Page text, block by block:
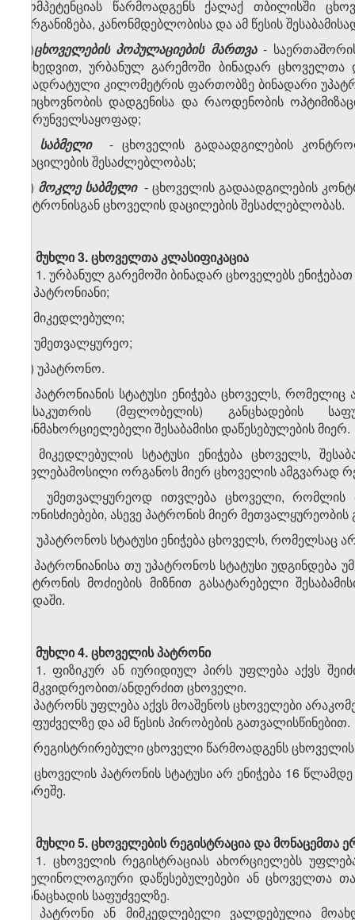
კომპეტენციას წარმოადგენს ქალაქ თბილისში
ორგანიზება, კანონმდებლობისა და ამ წესის
ფ)ცხოველების პოპულაციების მართვა-
მიხედვით, ურბანულ გარემოში ბინადარ
კვადრატული კილომეტრის ფართობზე ბინადარი
რიცხოვნობის დადგენისა და რაოდენობის
უზრუნველსაყოფად;
საბმელი- ცხოველის გადაადგილების
დაცილების შესაძლებლობას;
ღ) მოკლე საბმელი - ცხოველის გადაადგილების
პატრონისგან ცხოველის დაცილების შესაძლებლობას.
მუხლი 3. ცხოველთა კლასიფიკაცია
1. ურბანულ გარემოში ბინადარ ცხოველებს
ა) პატრონიანი;
ბ) მიკედლებული;
გ) უმეთვალყურეო;
დ) უპატრონო.
2. პატრონიანის სტატუსი ენიჭება ცხოველს, რომელიც
მესაკუთრის (მფლობელის) განცხადების
განმახორციელებელი შესაბამისი დაწესებულების მიერ.
3. მიკედლებულის სტატუსი ენიჭება ცხოველს,
უფლებამოსილი ორგანოს მიერ ცხოველის ამგვარად
4. უმეთვალყურეოდ ითვლება ცხოველი, რომლის
ღონისძიებები, ასევე პატრონის მიერ
5. უპატრონოს სტატუსი ენიჭება ცხოველს, რომელსაც
6. პატრონიანისა თუ უპატრონოს სტატუსი
პატრონის მოძიების მიზნით გასატარებელი
ვადაში.
მუხლი 4.ცხოველის პატრონი
1. ფიზიკურ ან იურიდიულ პირს უფლება აქვს
მემკვიდრეობით/ანდერძით ცხოველი.
2. პატრონს უფლება აქვს მოაშენოს ცხოველები
საფუძველზე და ამ წესის პირობების გათვალისწინებით.
3. რეგისტრირებული ცხოველი წარმოადგენს
4. ცხოველის პატრონის სტატუსი არ ენიჭება 16
გარეშე.
მუხლი 5.ცხოველების რეგისტრაცია და მონაცემთა
1. ცხოველის რეგისტრაციას ახორციელებს
ფელინოლოგიური დაწესებულებები ან ცხოველთა
განაცხადის საფუძველზე.
2. პატრონი ან მიმკედლებელი ვალდებულია